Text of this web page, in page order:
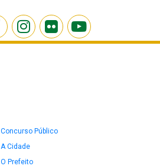
Concurso Público
A Cidade
O Prefeito